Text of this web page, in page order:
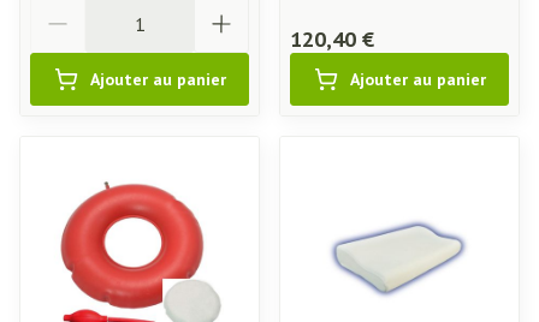
Ajouter au panier
120,40 €
Ajouter au panier